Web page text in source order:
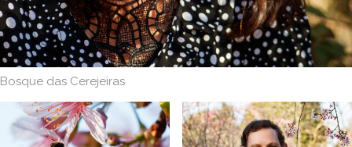
Bosque das Cerejeiras